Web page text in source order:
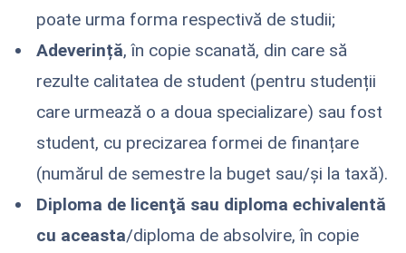
poate urma forma respectivă de studii;
Adeverință, în copie scanată, din care să
rezulte calitatea de student (pentru studenții
care urmează o a doua specializare) sau fost
student, cu precizarea formei de finanțare
(numărul de semestre la buget sau/și la taxă).
Diploma de licenţă sau diploma echivalentă
cu aceasta/diploma de absolvire, în copie